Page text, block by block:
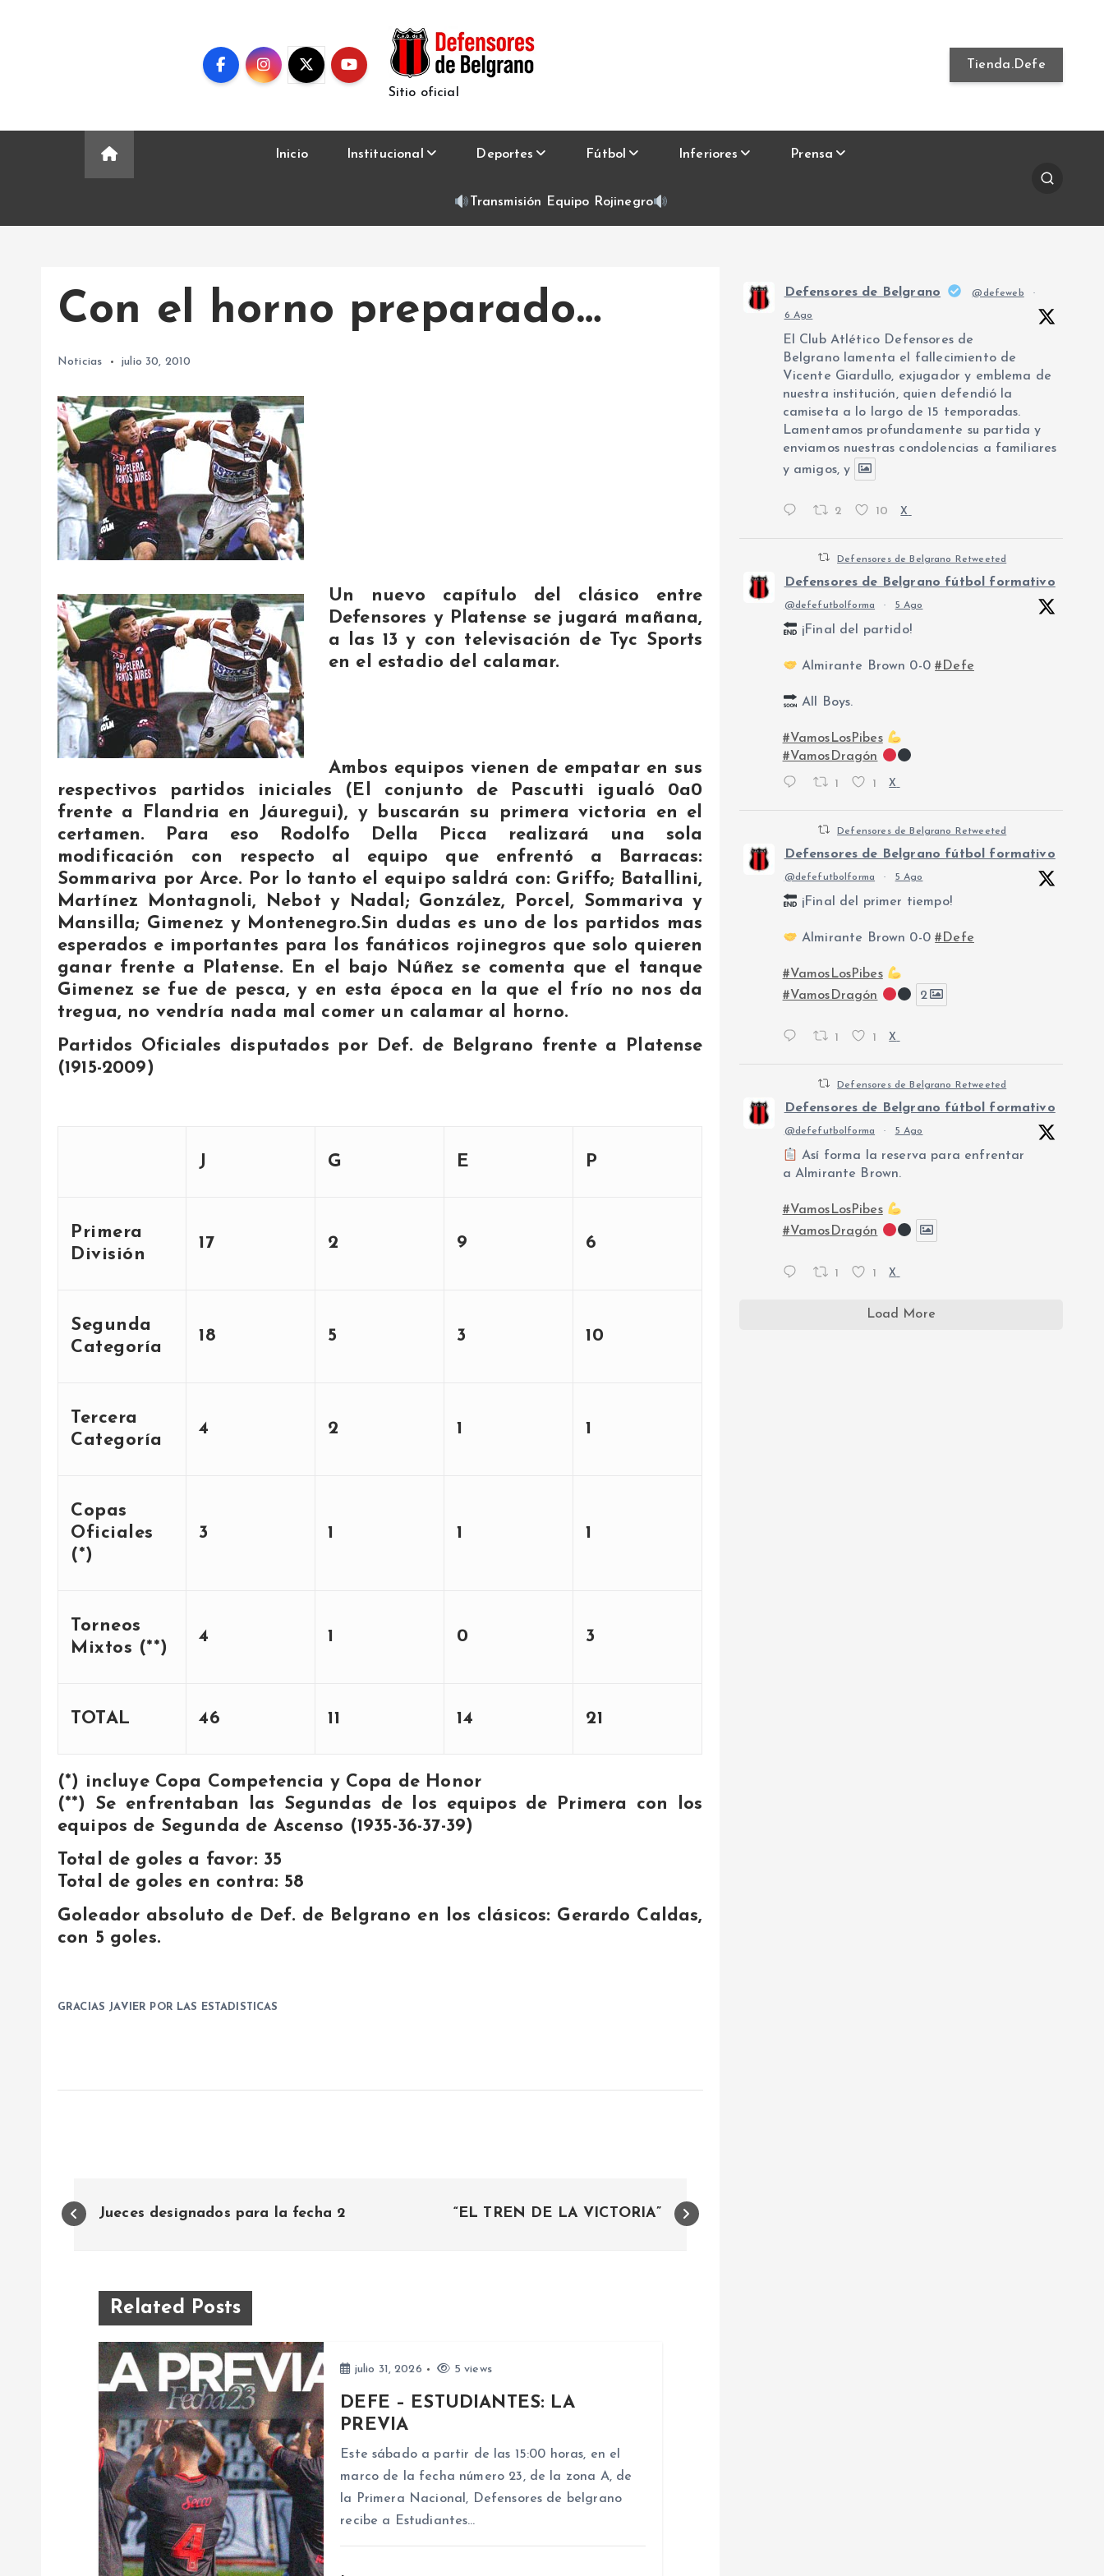
Sitio oficial
Tienda.Defe
Inicio Institucional Deportes Fútbol Inferiores Prensa
Transmisión Equipo Rojinegro
Con el horno preparado…
Noticias julio 30, 2010
Un nuevo capítulo del clásico entre
Defensores y Platense se jugará mañana,
a las 13 y con televisación de Tyc Sports
en el estadio del calamar.
Ambos equipos vienen de empatar en sus
respectivos partidos iniciales (El conjunto de Pascutti igualó 0a0
frente a Flandria en Jáuregui), y buscarán su primera victoria en el
certamen. Para eso Rodolfo Della Picca realizará una sola
modificación con respecto al equipo que enfrentó a Barracas:
Sommariva por Arce. Por lo tanto el equipo saldrá con: Griffo; Batallini,
Martínez Montagnoli, Nebot y Nadal; González, Porcel, Sommariva y
Mansilla; Gimenez y Montenegro.Sin dudas es uno de los partidos mas
esperados e importantes para los fanáticos rojinegros que solo quieren
ganar frente a Platense. En el bajo Núñez se comenta que el tanque
Gimenez se fue de pesca, y en esta época en la que el frío no nos da
tregua, no vendría nada mal comer un calamar al horno.
Partidos Oficiales disputados por Def. de Belgrano frente a Platense
(1915-2009)
J G E P
Primera
División
17 2 9 6
Segunda
Categoría
18 5 3 10
Tercera
Categoría
4 2 1 1
Copas
Oficiales
(*)
3 1 1 1
Torneos
Mixtos (**)
4 1 0 3
TOTAL 46 11 14 21
(*) incluye Copa Competencia y Copa de Honor
(**) Se enfrentaban las Segundas de los equipos de Primera con los
equipos de Segunda de Ascenso (1935-36-37-39)
Total de goles a favor: 35
Total de goles en contra: 58
Goleador absoluto de Def. de Belgrano en los clásicos: Gerardo Caldas,
con 5 goles.
GRACIAS JAVIER POR LAS ESTADISTICAS
N
Jueces designados para la fecha 2 “EL TREN DE LA VICTORIA”
Related Posts
julio 31, 2026 5 views
DEFE – ESTUDIANTES: LA
PREVIA
Este sábado a partir de las 15:00 horas, en el
marco de la fecha número 23, de la zona A, de
la Primera Nacional, Defensores de belgrano
recibe a Estudiantes…
Defensores de Belgrano @defeweb ·
6 Ago
El Club Atlético Defensores de
Belgrano lamenta el fallecimiento de
Vicente Giardullo, exjugador y emblema de
nuestra institución, quien defendió la
camiseta a lo largo de 15 temporadas.
Lamentamos profundamente su partida y
enviamos nuestras condolencias a familiares
y amigos, y
2 10 X
Defensores de Belgrano Retweeted
Defensores de Belgrano fútbol formativo
@defefutbolforma · 5 Ago
¡Final del partido!
Almirante Brown 0-0#Defe
All Boys.
#VamosLosPibes
#VamosDragón
1 1 X
Defensores de Belgrano Retweeted
Defensores de Belgrano fútbol formativo
@defefutbolforma · 5 Ago
¡Final del primer tiempo!
Almirante Brown 0-0#Defe
#VamosLosPibes
#VamosDragón
2
1 1 X
Defensores de Belgrano Retweeted
Defensores de Belgrano fútbol formativo
@defefutbolforma · 5 Ago
Así forma la reserva para enfrentar
a Almirante Brown.
#VamosLosPibes
#VamosDragón
1 1 X
Load More